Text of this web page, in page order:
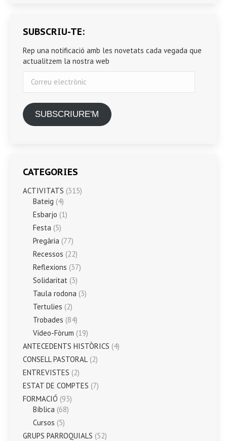
SUBSCRIU-TE:
Rep una notificació amb les novetats cada vegada que
actualitzem la nostra web
electrònic
SUBSCRIURE'M
CATEGORIES
ACTIVITATS (315)
Bateig (4)
Esbarjo (1)
Festa (5)
Pregària (77)
Recessos (22)
Reflexions (37)
Solidaritat (3)
Taula rodona (3)
Tertulies (2)
Trobades (84)
Vídeo-Fòrum (19)
ANTECEDENTS HISTÒRICS (4)
CONSELL PASTORAL (2)
ENTREVISTES (2)
ESTAT DE COMPTES (7)
FORMACIÓ (93)
Bíblica (68)
Cursos (5)
GRUPS PARROQUIALS (52)